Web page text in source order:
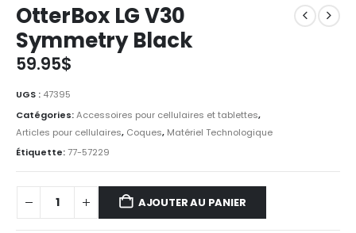
OtterBox LG V30
Symmetry Black
59.95$
UGS : 47395
Catégories:Accessoires pour cellulaires et tablettes,
Articles pour cellulaires, Coques, Matériel Technologique
Étiquette:77-57229
AJOUTER AU PANIER